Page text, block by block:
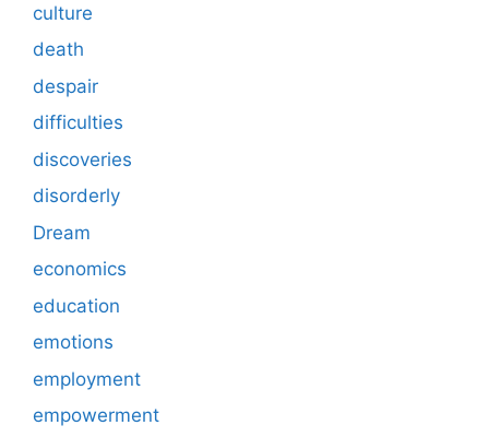
culture
death
despair
difficulties
discoveries
disorderly
Dream
economics
education
emotions
employment
empowerment